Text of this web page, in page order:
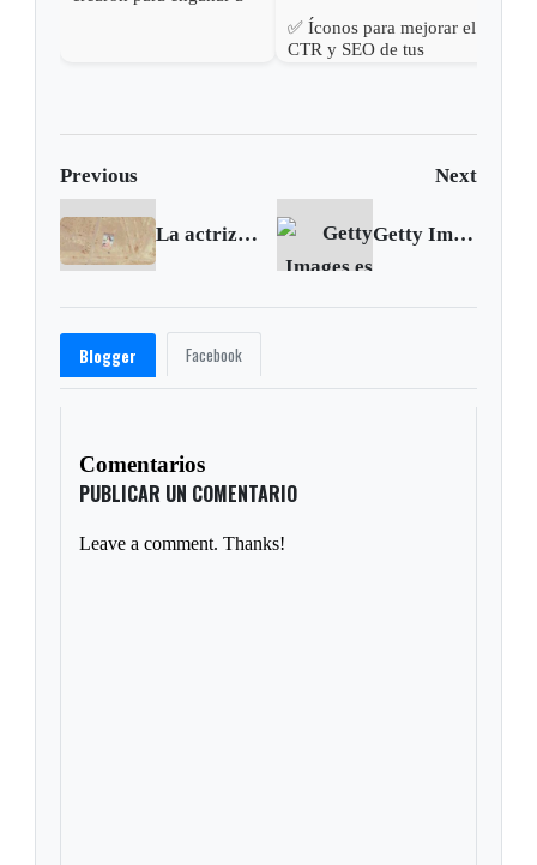
✅ Íconos para mejorar el
CTR y SEO de tus
Previous Next
La actriz Eva Longoria se ve en Google Earth Getty Images es nuevo propietario de Pixel Images
Blogger Facebook
Comentarios
PUBLICAR UN COMENTARIO
Leave a comment. Thanks!